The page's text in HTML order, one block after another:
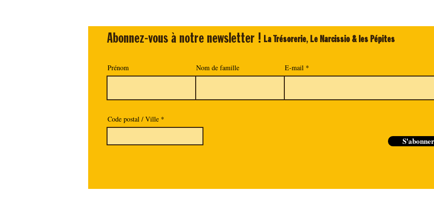
Abonnez-vous à notre newsletter ! La Trésorerie, Le Narcissio & les Pépites
Prénom Nom de famille E-mail
Code postal / Ville
S'abonner